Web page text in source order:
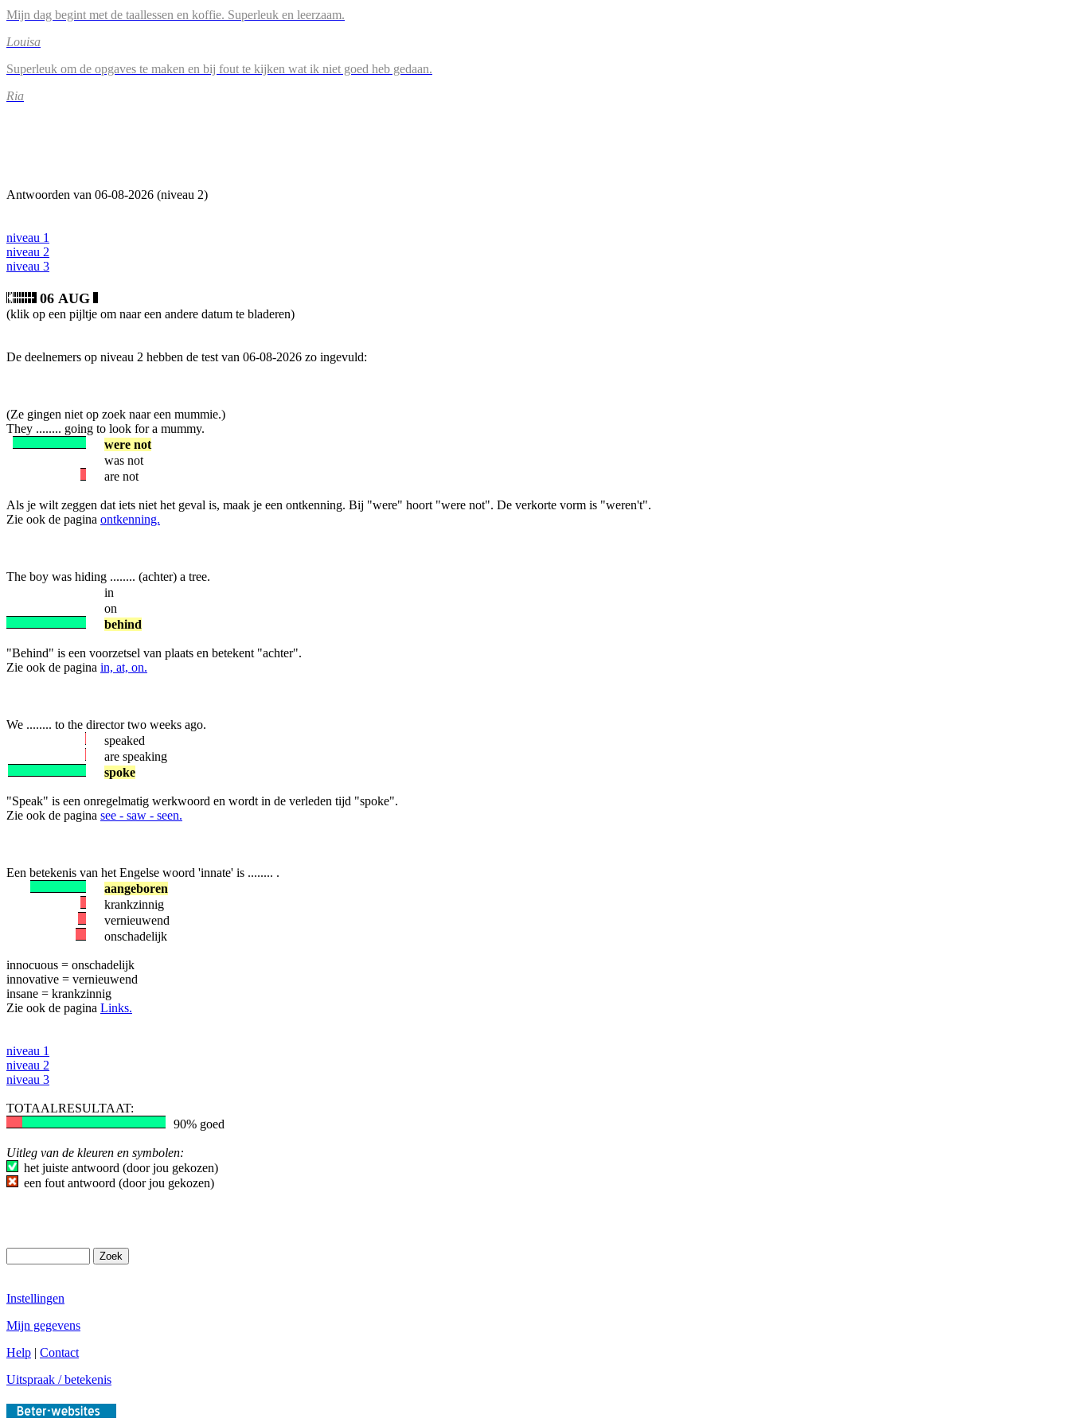
Mijn dag begint met de taallessen en koffie. Superleuk en leerzaam.
Louisa
Superleuk om de opgaves te maken en bij fout te kijken wat ik niet goed heb gedaan.
Ria
Antwoorden van 06-08-2026 (niveau 2)
niveau 1
niveau 2
niveau 3
06 AUG
(klik op een pijltje om naar een andere datum te bladeren)
De deelnemers op niveau 2 hebben de test van 06-08-2026 zo ingevuld:
(Ze gingen niet op zoek naar een mummie.)
They ........ going to look for a mummy.
were not
was not
are not
Als je wilt zeggen dat iets niet het geval is, maak je een ontkenning. Bij "were" hoort "were not". De verkorte vorm is "weren't".
Zie ook de pagina ontkenning.
The boy was hiding ........ (achter) a tree.
in
on
behind
"Behind" is een voorzetsel van plaats en betekent "achter".
Zie ook de pagina in, at, on.
We ........ to the director two weeks ago.
speaked
are speaking
spoke
"Speak" is een onregelmatig werkwoord en wordt in de verleden tijd "spoke".
Zie ook de pagina see - saw - seen.
Een betekenis van het Engelse woord 'innate' is ........ .
aangeboren
krankzinnig
vernieuwend
onschadelijk
innocuous = onschadelijk
innovative = vernieuwend
insane = krankzinnig
Zie ook de pagina Links.
niveau 1
niveau 2
niveau 3
TOTAALRESULTAAT:
90% goed
Uitleg van de kleuren en symbolen:
het juiste antwoord (door jou gekozen)
een fout antwoord (door jou gekozen)
Instellingen
Mijn gegevens
Help | Contact
Uitspraak / betekenis